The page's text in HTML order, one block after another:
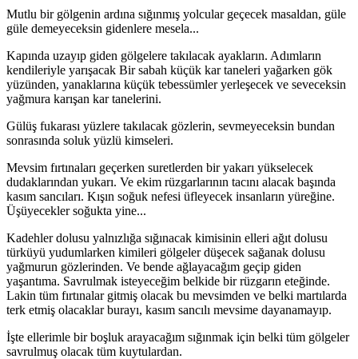
Mutlu bir gölgenin ardına sığınmış yolcular geçecek masaldan, güle
güle demeyeceksin gidenlere mesela...
Kapında uzayıp giden gölgelere takılacak ayakların. Adımların
kendileriyle yarışacak Bir sabah küçük kar taneleri yağarken gök
yüzünden, yanaklarına küçük tebessümler yerleşecek ve seveceksin
yağmura karışan kar tanelerini.
Gülüş fukarası yüzlere takılacak gözlerin, sevmeyeceksin bundan
sonrasında soluk yüzlü kimseleri.
Mevsim fırtınaları geçerken suretlerden bir yakarı yükselecek
dudaklarından yukarı. Ve ekim rüzgarlarının tacını alacak başında
kasım sancıları. Kışın soğuk nefesi üfleyecek insanların yüreğine.
Üşüyecekler soğukta yine...
Kadehler dolusu yalnızlığa sığınacak kimisinin elleri ağıt dolusu
türküyü yudumlarken kimileri gölgeler düşecek sağanak dolusu
yağmurun gözlerinden. Ve bende ağlayacağım geçip giden
yaşantıma. Savrulmak isteyeceğim belkide bir rüzgarın eteğinde.
Lakin tüm fırtınalar gitmiş olacak bu mevsimden ve belki martılarda
terk etmiş olacaklar burayı, kasım sancılı mevsime dayanamayıp.
İşte ellerimle bir boşluk arayacağım sığınmak için belki tüm gölgeler
savrulmuş olacak tüm kuytulardan.